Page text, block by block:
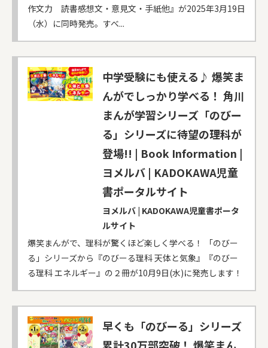
作文力 読書感想文・意見文・手紙他』が2025年3月19日
（水）に同時発売。すべ...
中学受験にも使える♪ 爆笑ま
んがでしっかり学べる！ 角川
まんが学習シリーズ「のびー
る」シリーズに待望の理科が
登場!! | Book Information |
ヨメルバ | KADOKAWA児童
書ポータルサイト
ヨメルバ | KADOKAWA児童書ポータ
ルサイト
爆笑まんがで、理科が驚くほど楽しく学べる！ 「のびー
る」シリーズから『のびーる理科 天体と気象』『のびー
る理科 エネルギー』の２冊が10月9日(水)に発売します！
早くも「のびーる」シリーズ
累計30万部突破！ 爆笑まん